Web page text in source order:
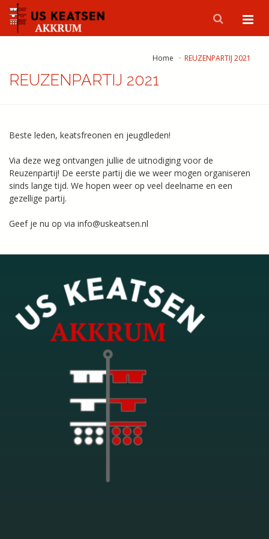
Home REUZENPARTIJ 2021
REUZENPARTIJ 2021
Beste leden, keatsfreonen en jeugdleden!
Via deze weg ontvangen jullie de uitnodiging voor de
Reuzenpartij! De eerste partij die we weer mogen organiseren
sinds lange tijd. We hopen weer op veel deelname en een
gezellige partij.
Geef je nu op via info@uskeatsen.nl